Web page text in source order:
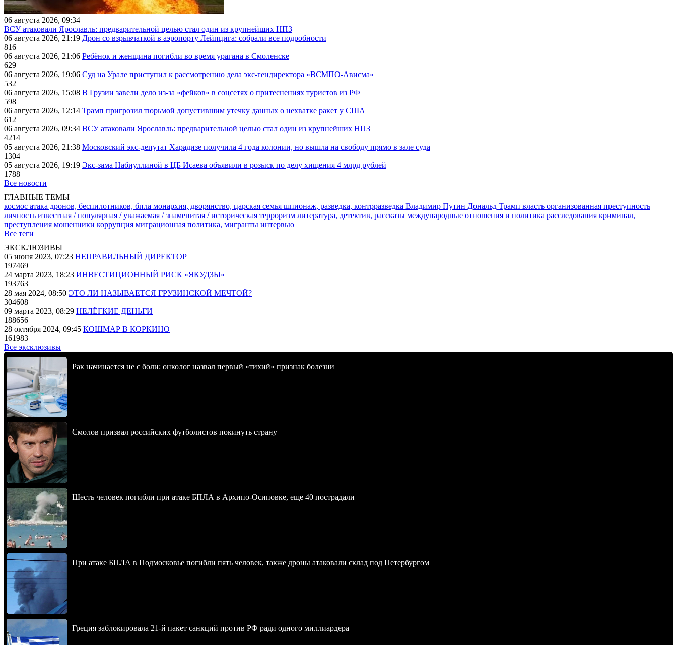
06 августа 2026, 09:34
ВСУ атаковали Ярославль: предварительной целью стал один из крупнейших НПЗ
06 августа 2026, 21:19 Дрон со взрывчаткой в аэропорту Лейпцига: собрали все подробности
816
06 августа 2026, 21:06 Ребёнок и женщина погибли во время урагана в Смоленске
629
06 августа 2026, 19:06 Суд на Урале приступил к рассмотрению дела экс-гендиректора «ВСМПО-Ависма»
532
06 августа 2026, 15:08 В Грузии завели дело из-за «фейков» в соцсетях о притеснениях туристов из РФ
598
06 августа 2026, 12:14 Трамп пригрозил тюрьмой допустившим утечку данных о нехватке ракет у США
612
06 августа 2026, 09:34 ВСУ атаковали Ярославль: предварительной целью стал один из крупнейших НПЗ
4214
05 августа 2026, 21:38 Московский экс-депутат Харадизе получила 4 года колонии, но вышла на свободу прямо в зале суда
1304
05 августа 2026, 19:19 Экс-зама Набиуллиной в ЦБ Исаева объявили в розыск по делу хищения 4 млрд рублей
1788
Все новости
ГЛАВНЫЕ ТЕМЫ
космос атака дронов, беспилотников, бпла монархия, дворянство, царская семья шпионаж, разведка, контрразведка Владимир Путин Дональд Трамп власть организованная преступность
личность известная / популярная / уважаемая / знаменитая / историческая терроризм литература, детектив, рассказы международные отношения и политика расследования криминал,
преступления мошенники коррупция миграционная политика, мигранты интервью
Все теги
ЭКСКЛЮЗИВЫ
05 июня 2023, 07:23 НЕПРАВИЛЬНЫЙ ДИРЕКТОР
197469
24 марта 2023, 18:23 ИНВЕСТИЦИОННЫЙ РИСК «ЯКУДЗЫ»
193763
28 мая 2024, 08:50 ЭТО ЛИ НАЗЫВАЕТСЯ ГРУЗИНСКОЙ МЕЧТОЙ?
304608
09 марта 2023, 08:29 НЕЛЁГКИЕ ДЕНЬГИ
188656
28 октября 2024, 09:45 КОШМАР В КОРКИНО
161983
Все эксклюзивы
Рак начинается не с боли: онколог назвал первый «тихий» признак болезни
Смолов призвал российских футболистов покинуть страну
Шесть человек погибли при атаке БПЛА в Архипо-Осиповке, еще 40 пострадали
При атаке БПЛА в Подмосковье погибли пять человек, также дроны атаковали склад под Петербургом
Греция заблокировала 21-й пакет санкций против РФ ради одного миллиардера